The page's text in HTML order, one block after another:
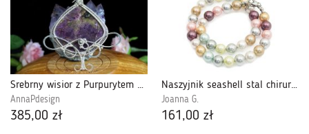
Srebrny wisior z Purpurytem hand made
AnnaPdesign
385,00 zł
Naszyjnik seashell stal chirurgiczna 44 cm
Joanna G.
161,00 zł